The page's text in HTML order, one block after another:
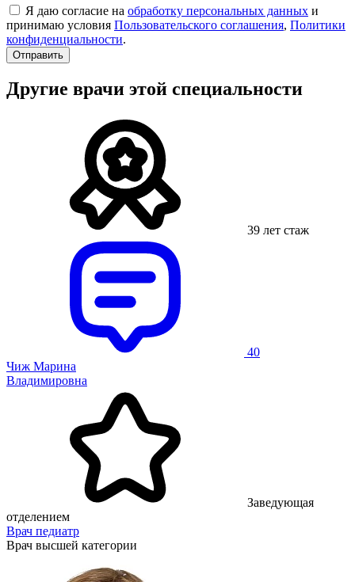
Я даю согласие на обработку персональных данных и
принимаю условия Пользовательского соглашения, Политики
конфиденциальности.
Другие врачи этой специальности
39 лет стаж
40
Чиж Марина
Владимировна
Заведующая
отделением
Врач педиатр
Врач высшей категории